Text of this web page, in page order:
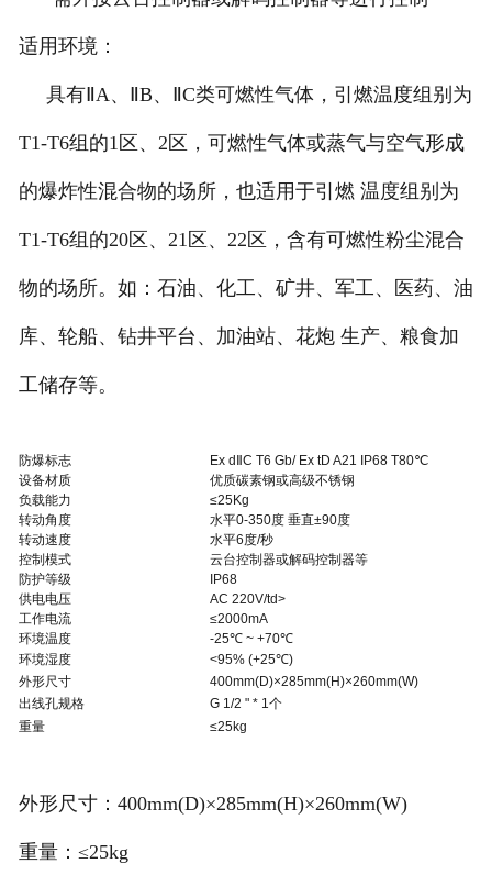
适用环境：
具有ⅡA、ⅡB、ⅡC类可燃性气体，引燃温度组别为
T1-T6组的1区、2区，可燃性气体或蒸气与空气形成
的爆炸性混合物的场所，也适用于引燃 温度组别为
T1-T6组的20区、21区、22区，含有可燃性粉尘混合
物的场所。如：石油、化工、矿井、军工、医药、油
库、轮船、钻井平台、加油站、花炮 生产、粮食加
工储存等。
防爆标志
Ex dⅡC T6 Gb/ Ex tD A21 IP68 T80℃
设备材质
优质碳素钢或高级不锈钢
负载能力
≤25Kg
转动角度
水平0-350度 垂直±90度
转动速度
水平6度/秒
控制模式
云台控制器或解码控制器等
防护等级
IP68
供电电压
AC 220V/td>
工作电流
≤2000mA
环境温度
-25℃ ~ +70℃
环境湿度
<95% (+25℃)
外形尺寸
400mm(D)×285mm(H)×260mm(W)
出线孔规格
G 1/2 " * 1个
重量
≤25kg
外形尺寸：400mm(D)×285mm(H)×260mm(W)
重量：≤25kg